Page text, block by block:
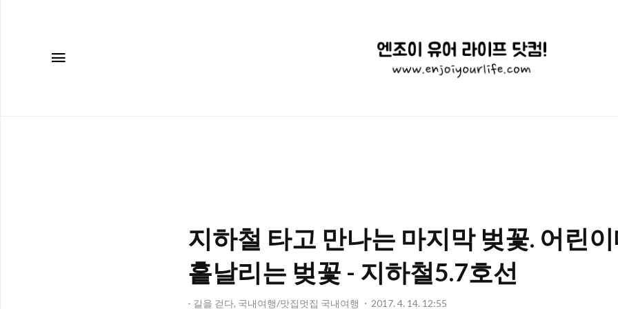
엔
조
프
닷
지하철 타고 만나는 마지막 벚꽃. 어린
흩날리는 벚꽃 - 지하철5.7호선
- 길을 걷다, 국내여행/맛집멋집 국내여행 2017. 4. 14. 12:55